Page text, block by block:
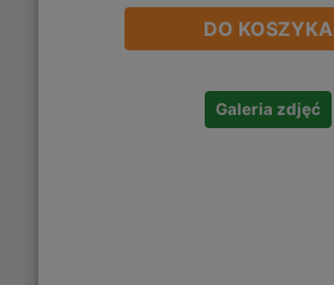
DO KOSZYKA
Galeria zdjęć